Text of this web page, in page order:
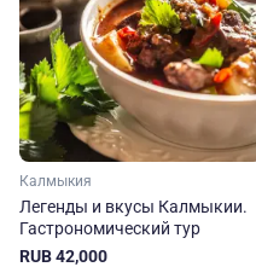
Калмыкия
Легенды и вкусы Калмыкии.
Гастрономический тур
RUB 42,000